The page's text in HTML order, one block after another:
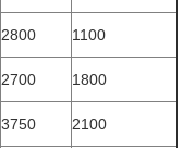
2800
1100
2700
1800
3750
2100